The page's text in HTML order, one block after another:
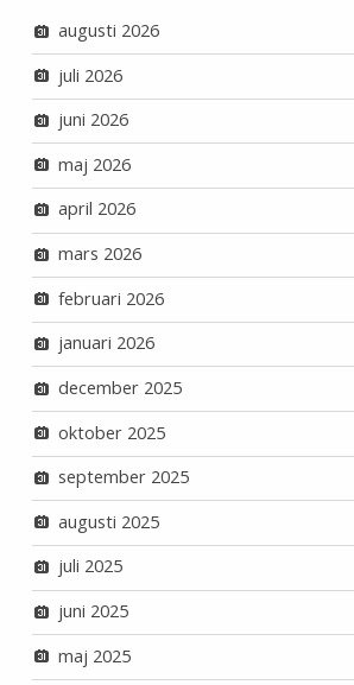
augusti 2026
juli 2026
juni 2026
maj 2026
april 2026
mars 2026
februari 2026
januari 2026
december 2025
oktober 2025
september 2025
augusti 2025
juli 2025
juni 2025
maj 2025